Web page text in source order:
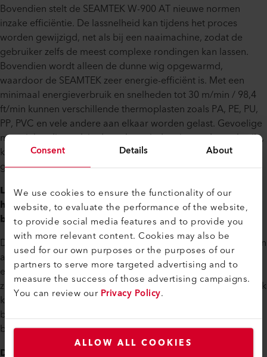
Consent Details About
We use cookies to ensure the functionality of our
website, to evaluate the performance of the website,
to provide social media features and to provide you
with more relevant content. Cookies may also be
used for our own purposes or the purposes of our
partners to serve more targeted advertising and to
measure the success of those advertising campaigns.
You can review ourPrivacy Policy.
ALLOW ALL COOKIES
Bovendien stelt de SEAMTEK W-900 AT nieuwe normen
inzake efficiëntie. De lassnelheid kan tijdens het proces
worden gewijzigd, net als bij een naaimachine, zodat de
gebruiker zelfs de meest complexe rondingen kan lassen.
Bovendien wordt alleen de dunne wig opgewarmd,
waardoor de SEAMTEK zeer energie-efficiënt is. Met een
minimaal energieverbruik en snelheden tot 30 m/min / 98,4
ft/min kunnen verschillende thermoplasten zoals PA, PE, PU,
PP, PVC en vele andere aan elkaar worden gelast. Gevoelige
materialen die vaak in de reclame-industrie worden gebruikt,
kunnen net zo goed en met dezelfde hoge kwaliteit worden
gelast.
Laten we het bij de reclame-industrie houden. Als we
het over banners hebben, waarom is de las dan zo
belangrijk?
De lasnaad is zo belangrijk op een spandoek omdat je zo een
afbeelding uit een superbreed spandoek kunt samenvoegen
en de randen met een zoom kunt verstevigen. De lasnaad
zorgt voor stevigheid in de verbinding, zodat u een spandoek
kunt voorzien van zeilringen en haken of spanners om te
bevestigen aan gebouwen, hekken, coulissen en
beurswanden.
Dus terug naar het PVC-vrije materiaal dat je testte.